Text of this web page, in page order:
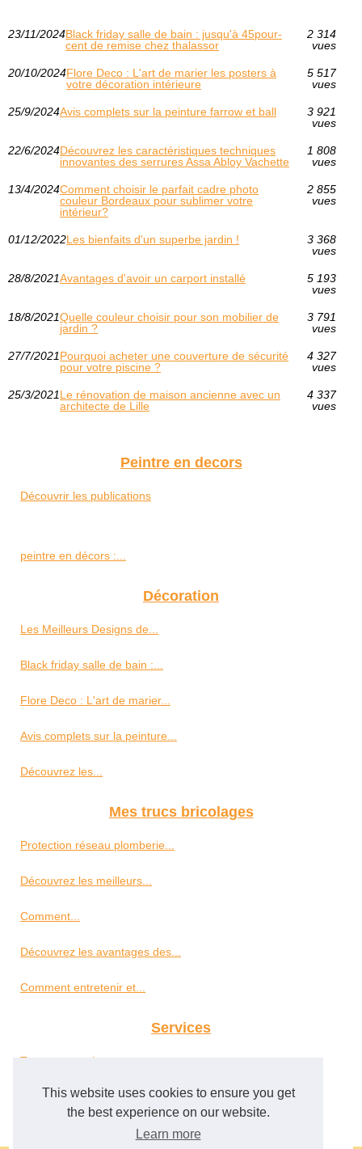
This website uses cookies to ensure you get
the best experience on our website.
Learn more
23/11/2024Black friday salle de bain : jusqu'à 45pour-
cent de remise chez thalassor
2 314
vues
20/10/2024Flore Deco : L'art de marier les posters à
votre décoration intérieure
5 517
vues
25/9/2024Avis complets sur la peinture farrow et ball
3 921
vues
22/6/2024Découvrez les caractéristiques techniques
innovantes des serrures Assa Abloy Vachette
1 808
vues
13/4/2024Comment choisir le parfait cadre photo
couleur Bordeaux pour sublimer votre
intérieur?
2 855
vues
01/12/2022Les bienfaits d'un superbe jardin !
3 368
vues
28/8/2021Avantages d'avoir un carport installé
5 193
vues
18/8/2021Quelle couleur choisir pour son mobilier de
jardin ?
3 791
vues
27/7/2021Pourquoi acheter une couverture de sécurité
pour votre piscine ?
4 327
vues
25/3/2021Le rénovation de maison ancienne avec un
architecte de Lille
4 337
vues
Peintre en decors
Découvrir les publications
peintre en décors :...
Décoration
Les Meilleurs Designs de...
Black friday salle de bain :...
Flore Deco : L'art de marier...
Avis complets sur la peinture...
Découvrez les...
Mes trucs bricolages
Protection réseau plomberie...
Découvrez les meilleurs...
Comment...
Découvrez les avantages des...
Comment entretenir et...
Services
Trouver un peintre pour sa...
Un service de garde meuble à...